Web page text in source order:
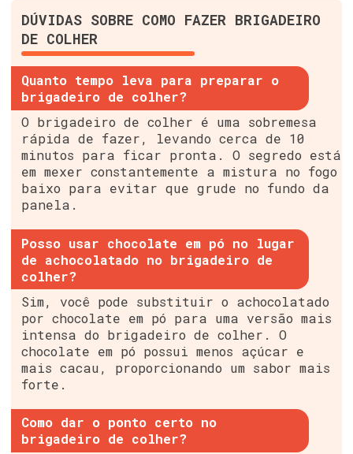
DÚVIDAS SOBRE COMO FAZER BRIGADEIRO
DE COLHER
Quanto tempo leva para preparar o
brigadeiro de colher?
O brigadeiro de colher é uma sobremesa
rápida de fazer, levando cerca de 10
minutos para ficar pronta. O segredo está
em mexer constantemente a mistura no fogo
baixo para evitar que grude no fundo da
panela.
Posso usar chocolate em pó no lugar
de achocolatado no brigadeiro de
colher?
Sim, você pode substituir o achocolatado
por chocolate em pó para uma versão mais
intensa do brigadeiro de colher. O
chocolate em pó possui menos açúcar e
mais cacau, proporcionando um sabor mais
forte.
Como dar o ponto certo no
brigadeiro de colher?